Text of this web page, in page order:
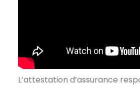
L’attestation d’assurance